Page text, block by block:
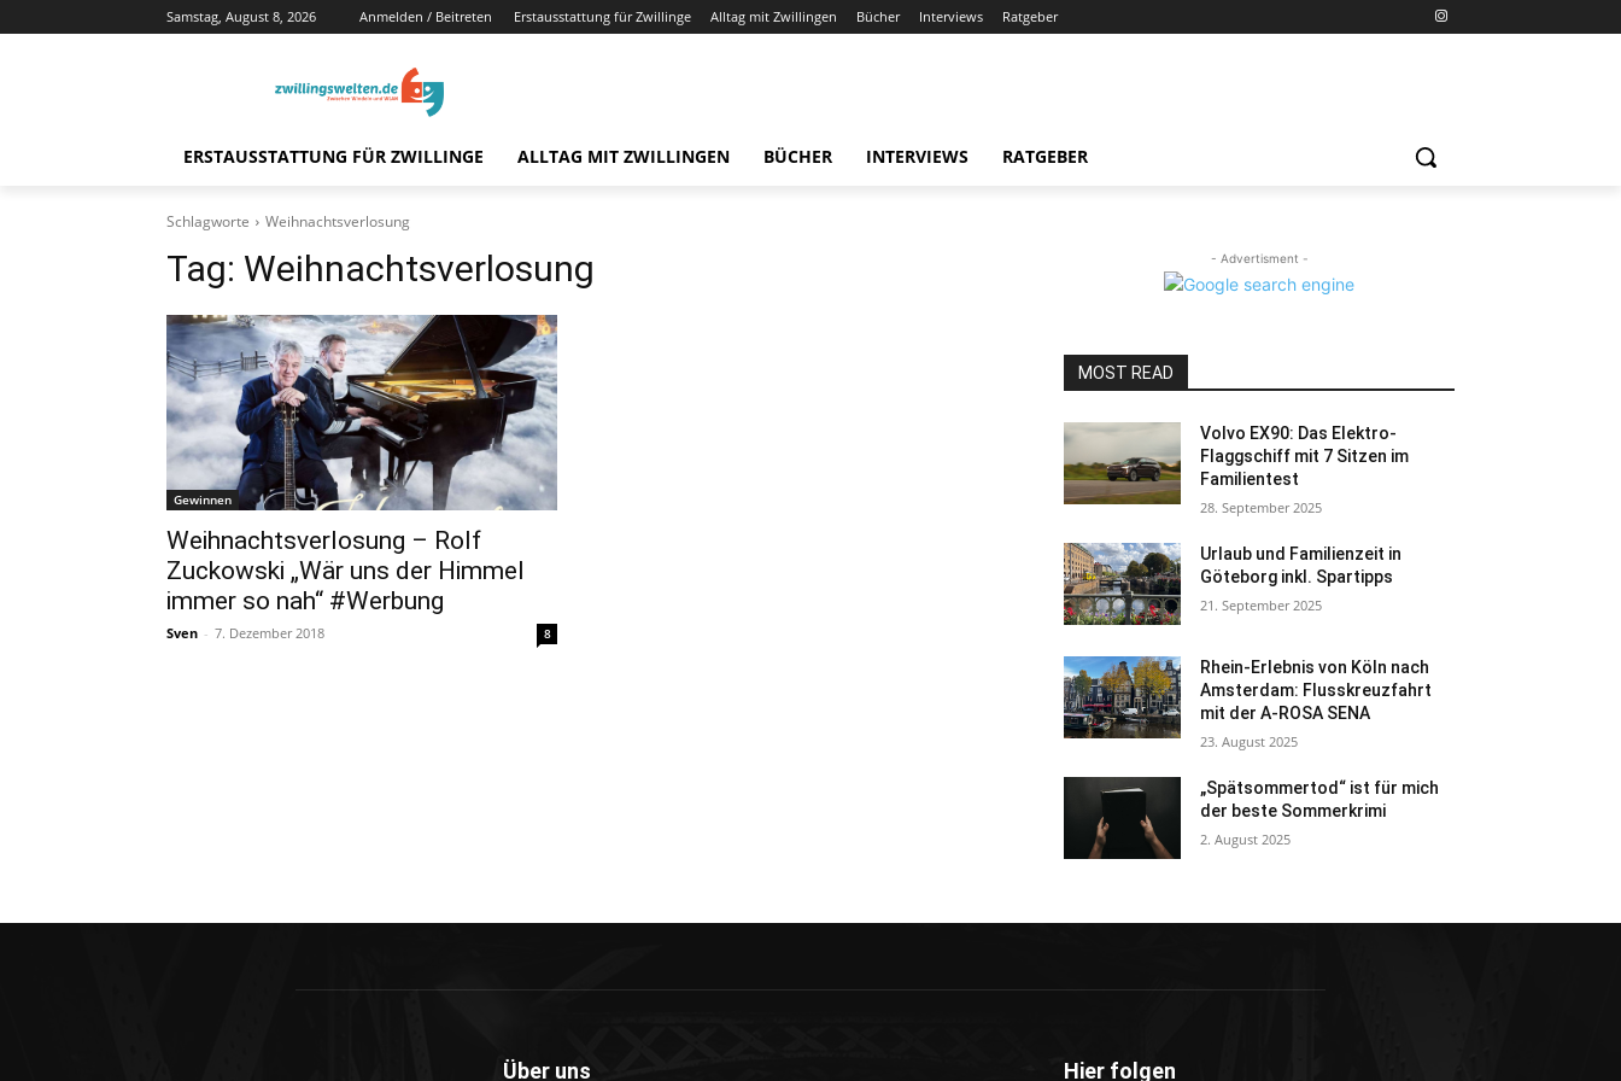
Samstag, August 8, 2026 Anmelden / Beitreten Erstausstattung für Zwillinge Alltag mit Zwillingen Bücher Interviews Ratgeber
ERSTAUSSTATTUNG FÜR ZWILLINGE ALLTAG MIT ZWILLINGEN BÜCHER INTERVIEWS RATGEBER
Schlagworte Weihnachtsverlosung
Tag: Weihnachtsverlosung
Gewinnen
Weihnachtsverlosung – Rolf
Zuckowski „Wär uns der Himmel
immer so nah“ #Werbung
Sven - 7. Dezember 2018 8
- Advertisment -
MOST READ
Volvo EX90: Das Elektro-
Flaggschiff mit 7 Sitzen im
Familientest
28. September 2025
Urlaub und Familienzeit in
Göteborg inkl. Spartipps
21. September 2025
Rhein-Erlebnis von Köln nach
Amsterdam: Flusskreuzfahrt
mit der A-ROSA SENA
23. August 2025
„Spätsommertod“ ist für mich
der beste Sommerkrimi
2. August 2025
Über uns Hier folgen